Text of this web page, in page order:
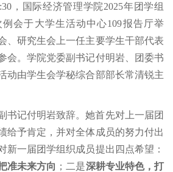
，国际经济管理学院2025年团学组
会于大学生活动中心109报告厅举
、研究生会上一任主要学生干部代表
会。学院党委副书记付明岩、团委书
动由学生会学秘综合部部长常清锐主
书记付明岩致辞。她首先对上一届团
给予肯定，并对全体成员的努力付出
新一届团学组织成员提出四点希望：
准未来方向 ； 二是深耕专业特色，打